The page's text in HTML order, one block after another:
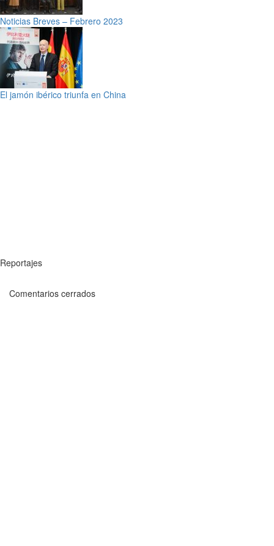
Noticias Breves – Febrero 2023
El jamón ibérico triunfa en China
Reportajes
Comentarios cerrados